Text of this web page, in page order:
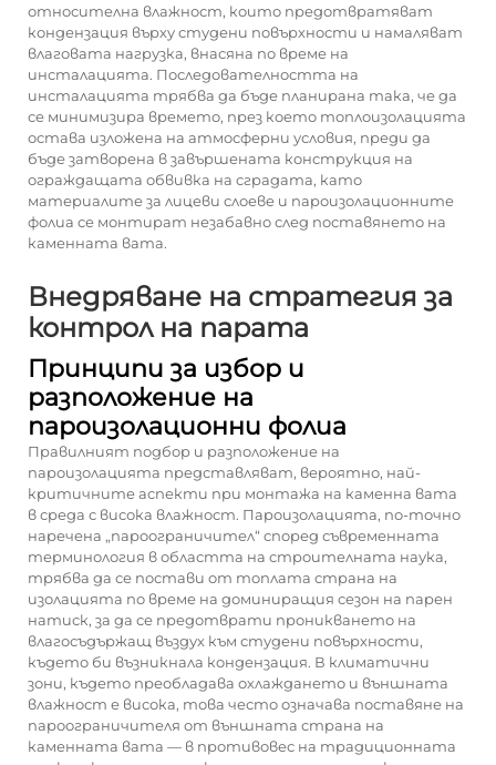
относителна влажност, които предотвратяват
кондензация върху студени повърхности и намаляват
влаговата нагрузка, внасяна по време на
инсталацията. Последователността на
инсталацията трябва да бъде планирана така, че да
се минимизира времето, през което топлоизолацията
остава изложена на атмосферни условия, преди да
бъде затворена в завършената конструкция на
ограждащата обвивка на сградата, като
материалите за лицеви слоеве и пароизолационните
фолиа се монтират незабавно след поставянето на
каменната вата.
Внедряване на стратегия за
контрол на парата
Принципи за избор и
разположение на
пароизолационни фолиа
Правилният подбор и разположение на
пароизолацията представляват, вероятно, най-
критичните аспекти при монтажа на каменна вата
в среда с висока влажност. Пароизолацията, по-точно
наречена „пароограничител“ според съвременната
терминология в областта на строителната наука,
трябва да се постави от топлата страна на
изолацията по време на доминиращия сезон на парен
натиск, за да се предотврати проникването на
влагосъдържащ въздух към студени повърхности,
където би възникнала кондензация. В климатични
зони, където преобладава охлаждането и външната
влажност е висока, това често означава поставяне на
пароограничителя от външната страна на
каменната вата — в противовес на традиционната